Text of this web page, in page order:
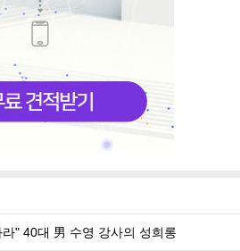
" 40대 男 수영 강사의 성희롱